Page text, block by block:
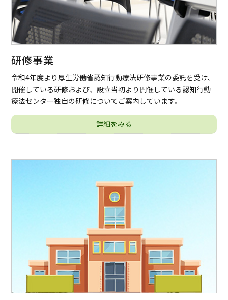
研修事業
令和4年度より厚生労働省認知行動療法研修事業の委託を受け、
開催している研修および、設立当初より開催している認知行動
療法センター独自の研修についてご案内しています。
詳細をみる